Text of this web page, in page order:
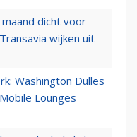
dicht voor
wijken uit
Washington Dulles
Lounges